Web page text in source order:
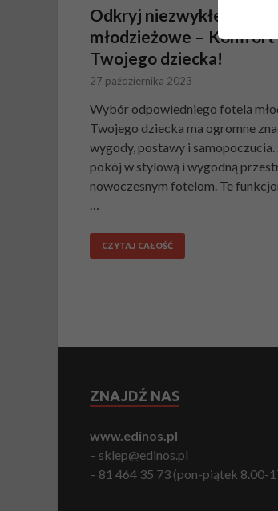
Odkryj niezwykłe fotele
młodzieżowe –
Twojego dziecka!
27 października 2023
Wybór odpowiedniego fotela
Twojego dziecka ma ogromne
wygody, postawy i samopoczucia.
pokój w stylową i wygodną
nowoczesnym fotelom. Te
CZYTAJ CAŁOŚĆ
ZNAJDŹ NAS
www.edinos.pl
– sklep@edinos.pl
– 81 464 35 73 (pon-piątek 8.00-